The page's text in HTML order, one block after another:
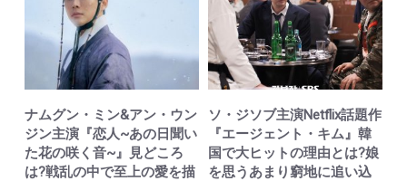
ナムグン・ミン&アン・ウン
ジン主演『恋人~あの日聞い
た花の咲く音~』見どころ
は?戦乱の中で至上の愛を描
ソ・ジソブ主演Netflix話題作
『エージェント・キム』韓
国で大ヒットの理由とは?娘
を思うあまり窮地に追い込